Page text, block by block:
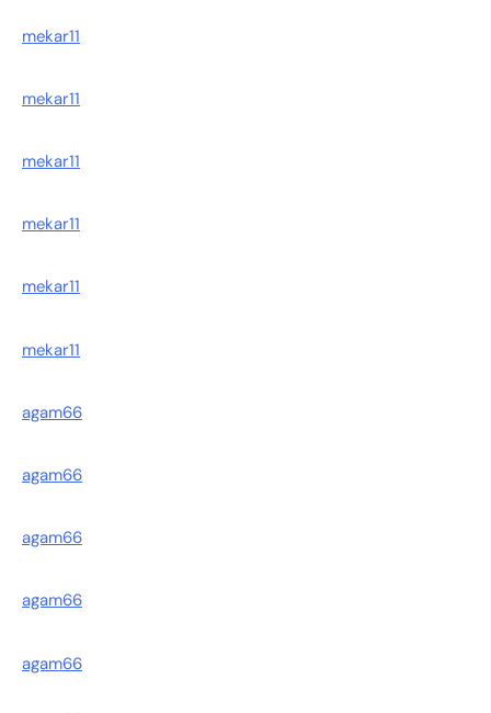
mekar11
mekar11
mekar11
mekar11
mekar11
mekar11
agam66
agam66
agam66
agam66
agam66